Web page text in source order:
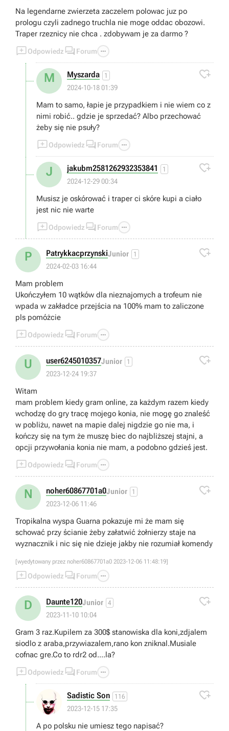
Na legendarne zwierzeta zaczelem polowac juz po
prologu czyli zadnego truchla nie moge oddac obozowi.
Traper rzeznicy nie chca . zdobywam je za darmo ?
Odpowiedz  Forum 
M Myszarda 1
2024-10-18 01:39

Mam to samo, łapie je przypadkiem i nie wiem co z
nimi robić.. gdzie je sprzedać? Albo przechować
żeby się nie psuły?
Odpowiedz  Forum 
J jakubm2581262932353841 1
2024-12-29 00:34

Musisz je oskórować i traper ci skóre kupi a ciało
jest nic nie warte
Odpowiedz  Forum 
P PatrykkacprzynskiJunior 1
2024-02-03 16:44

Mam problem
Ukończyłem 10 wątków dla nieznajomych a trofeum nie
wpada w zakładce przejścia na 100% mam to zaliczone
pls pomóżcie
Odpowiedz  Forum 
U user6245010357Junior 1
2023-12-24 19:37

Witam
mam problem kiedy gram online, za każdym razem kiedy
wchodzę do gry tracę mojego konia, nie mogę go znaleść
w pobliżu, nawet na mapie dalej nigdzie go nie ma, i
kończy się na tym że muszę biec do najbliższej stajni, a
opcji przywołania konia nie mam, a podobno gdzieś jest.
Odpowiedz  Forum 
N noher60867701a0Junior 1
2023-12-06 11:46

Tropikalna wyspa Guarna pokazuje mi że mam się
schować przy ścianie żeby załatwić żołnierzy staje na
wyznacznik i nic się nie dzieje jakby nie rozumiał komendy
[wyedytowany przez noher60867701a0 2023-12-06 11:48:19]
Odpowiedz  Forum 
D Daunte120Junior 4
2023-11-10 10:04

Gram 3 raz.Kupilem za 300$ stanowiska dla koni,zdjalem
siodlo z araba,przywiazalem,rano kon zniknal.Musiale
cofnac gre.Co to rdr2 od....la?
Odpowiedz  Forum 
Sadistic Son 116
2023-12-15 17:35

A po polsku nie umiesz tego napisać?